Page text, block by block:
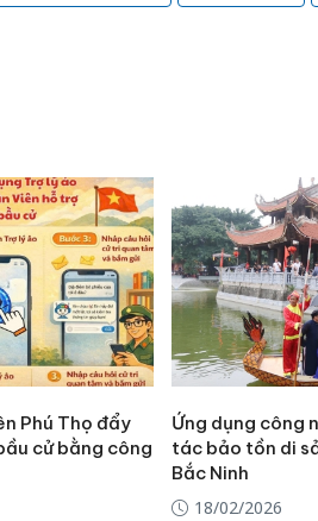
Phú Thọ đẩy
cử bằng công
Ứng dụng công
tác bảo tồn di
Bắc Ninh
18/02/2026